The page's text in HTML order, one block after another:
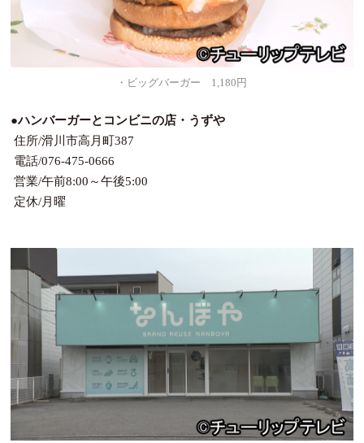
・ビッグバーガー 1,180円
●ハンバーガーとコンビニの店・うずや
住所/滑川市高月町387
電話/076-475-0666
営業/午前8:00～午後5:00
定休/月曜